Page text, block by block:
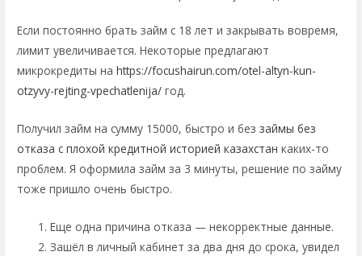
Если постоянно брать займ с 18 лет и закрывать вовремя,
лимит увеличивается. Некоторые предлагают
микрокредиты наhttps://focushairun.com/otel-altyn-kun-
otzyvy-rejting-vpechatlenija/ год.
Получил займ на сумму 15000, быстро и беззаймы без
отказа с плохой кредитной историей казахстан каких-то
проблем. Я оформила займ за 3 минуты, решение по займу
тоже пришло очень быстро.
Еще одна причина отказа — некорректные данные.
Зашёл в личный кабинет за два дня до срока, увидел